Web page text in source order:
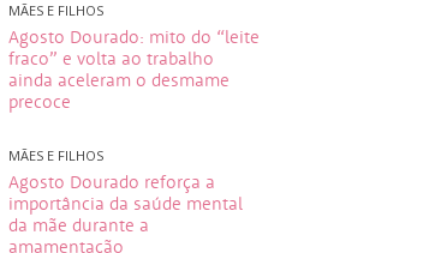
MÃES E FILHOS
Agosto Dourado: mito do “leite
fraco” e volta ao trabalho
ainda aceleram o desmame
precoce
MÃES E FILHOS
Agosto Dourado reforça a
importância da saúde mental
da mãe durante a
amamentação